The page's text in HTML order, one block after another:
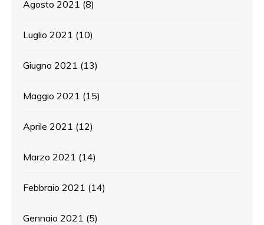
Agosto 2021 (8)
Luglio 2021 (10)
Giugno 2021 (13)
Maggio 2021 (15)
Aprile 2021 (12)
Marzo 2021 (14)
Febbraio 2021 (14)
Gennaio 2021 (5)